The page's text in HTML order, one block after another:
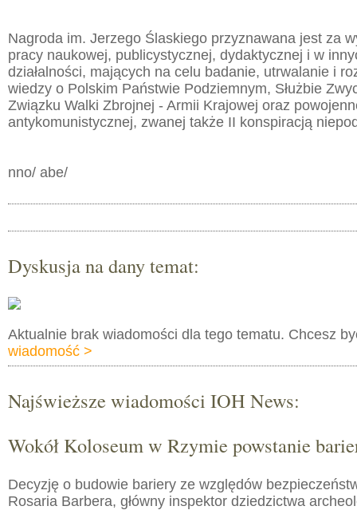
Nagroda im. Jerzego Ślaskiego przyznawana jest za
pracy naukowej, publicystycznej, dydaktycznej i w
działalności, mających na celu badanie, utrwalanie i
wiedzy o Polskim Państwie Podziemnym, Służbie
Związku Walki Zbrojnej - Armii Krajowej oraz
antykomunistycznej, zwanej także II konspiracją
nno/ abe/
Dyskusja na dany temat:
Aktualnie brak wiadomości dla tego tematu. Chcesz
wiadomość >
Najświeższe wiadomości IOH News:
Wokół Koloseum w Rzymie powstanie
Decyzję o budowie bariery ze względów
Rosaria Barbera, główny inspektor dziedzictwa